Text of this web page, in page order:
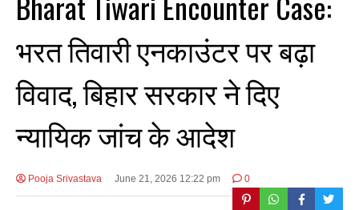
भरत तिवारी एनकाउंटर पर बढ़ा
विवाद, बिहार सरकार ने दिए
न्यायिक जांच के आदेश
Pooja Srivastava June 21, 2026 12:22 pm 0